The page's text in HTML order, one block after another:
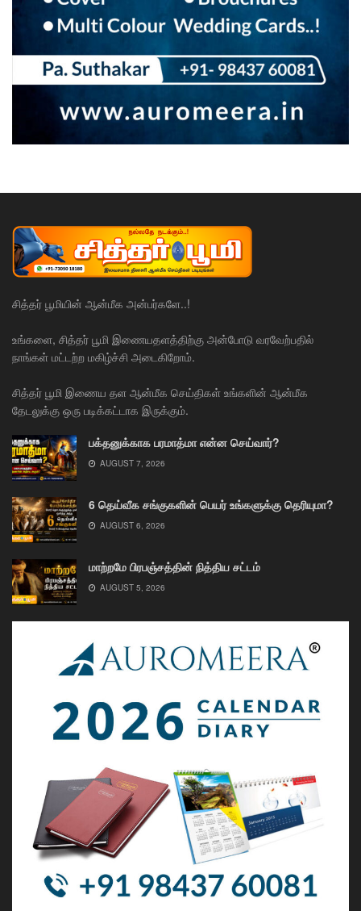
சித்தர் பூமியின் ஆன்மீக அன்பர்களே..!
உங்களை, சித்தர் பூமி இணையதளத்திற்கு அன்போடு வரவேற்பதில்
நாங்கள் மட்டற்ற மகிழ்ச்சி அடைகிறோம்.
சித்தர் பூமி இணைய தள ஆன்மீக செய்திகள் உங்களின் ஆன்மீக
தேடலுக்கு ஒரு படிக்கட்டாக இருக்கும்.
பக்தனுக்காக பரமாத்மா என்ன செய்வார்?
AUGUST 7, 2026
6 தெய்வீக சங்குகளின் பெயர் உங்களுக்கு தெரியுமா?
AUGUST 6, 2026
மாற்றமே பிரபஞ்சத்தின் நித்திய சட்டம்
AUGUST 5, 2026